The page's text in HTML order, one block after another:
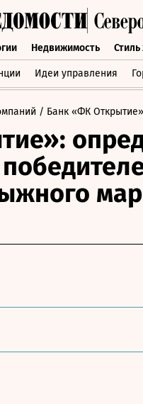
Недвижимость
Идеи управления
Недвижимость
/ Банк «ФК